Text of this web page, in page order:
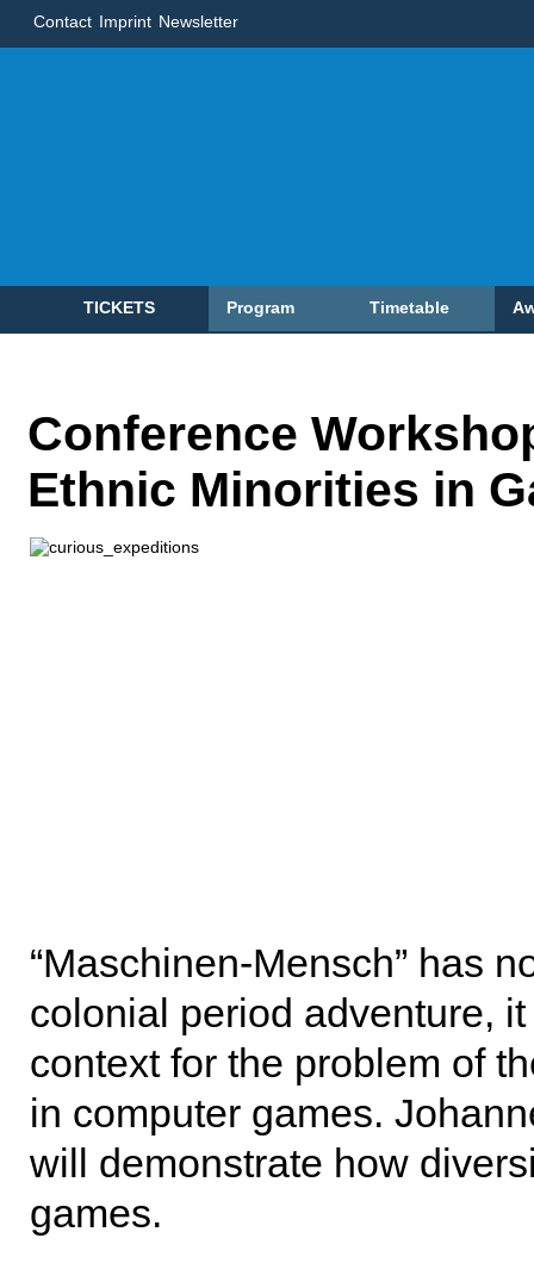
Contact Imprint Newsletter
TICKETS Program Timetable
Conference
Ethnic Minorities in
“Maschinen-Mensch” has
colonial period adventure,
context for the problem of
in computer games.
will demonstrate how
games.